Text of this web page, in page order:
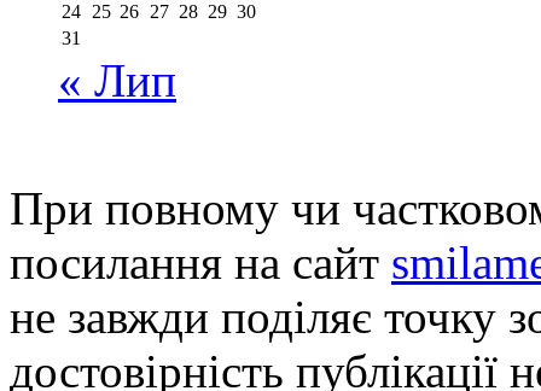
24 25 26 27 28 29 30
31
« Лип
При повному чи
посилання на сайт
не завжди поділяє точку
достовірність публікації